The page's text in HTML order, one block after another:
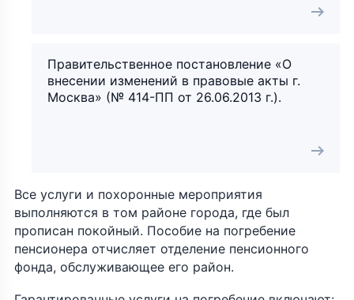
Правительственное постановление «О
внесении изменений в правовые акты г.
Москва» (№ 414-ПП от 26.06.2013 г.).
Все услуги и похоронные мероприятия
выполняются в том районе города, где был
прописан покойный. Пособие на погребение
пенсионера отчисляет отделение пенсионного
фонда, обслуживающее его район.